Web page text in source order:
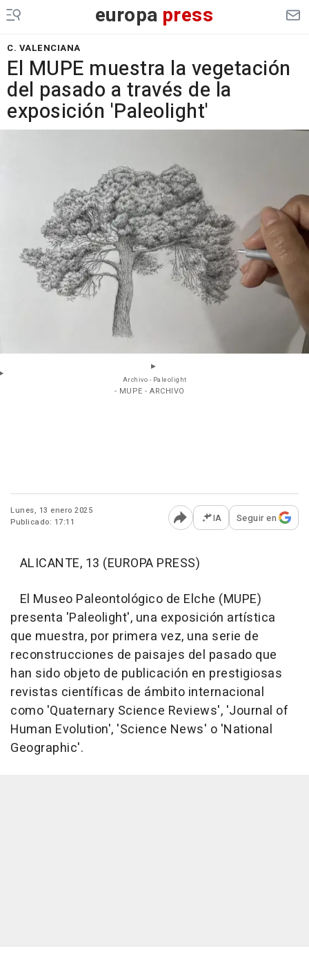
europa press
C. VALENCIANA
El MUPE muestra la vegetación
del pasado a través de la
exposición 'Paleolight'
Archivo - Paleolight
- MUPE - ARCHIVO
Lunes, 13 enero 2025
Publicado: 17:11
Abrir opciones para
IA Seguir en
ALICANTE, 13 (EUROPA PRESS)
El Museo Paleontológico de Elche (MUPE)
presenta 'Paleolight', una exposición artística
que muestra, por primera vez, una serie de
reconstrucciones de paisajes del pasado que
han sido objeto de publicación en prestigiosas
revistas científicas de ámbito internacional
como 'Quaternary Science Reviews', 'Journal of
Human Evolution', 'Science News' o 'National
Geographic'.